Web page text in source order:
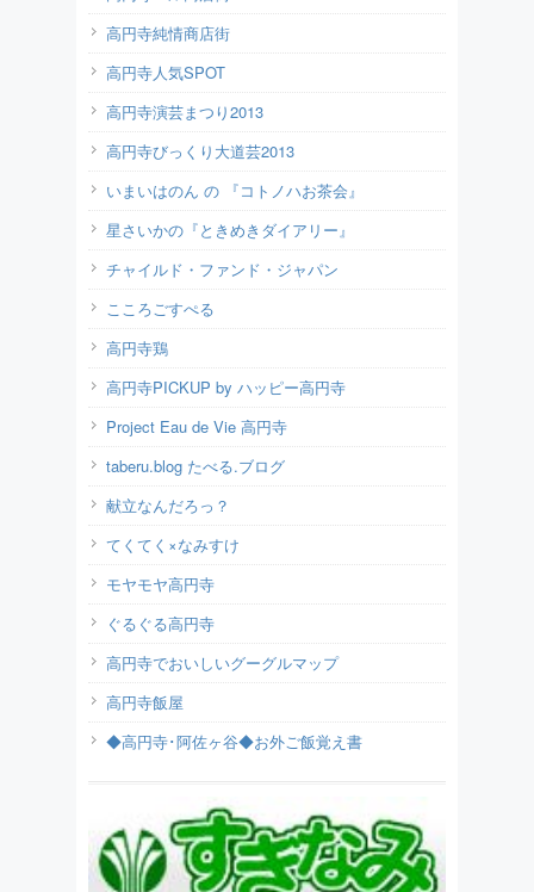
高円寺純情商店街
高円寺人気SPOT
高円寺演芸まつり2013
高円寺びっくり大道芸2013
いまいはのん の 『コトノハお茶会』
星さいかの『ときめきダイアリー』
チャイルド・ファンド・ジャパン
こころごすぺる
高円寺鶏
高円寺PICKUP by ハッピー高円寺
Project Eau de Vie 高円寺
taberu.blog たべる.ブログ
献立なんだろっ？
てくてく×なみすけ
モヤモヤ高円寺
ぐるぐる高円寺
高円寺でおいしいグーグルマップ
高円寺飯屋
◆高円寺･阿佐ヶ谷◆お外ご飯覚え書